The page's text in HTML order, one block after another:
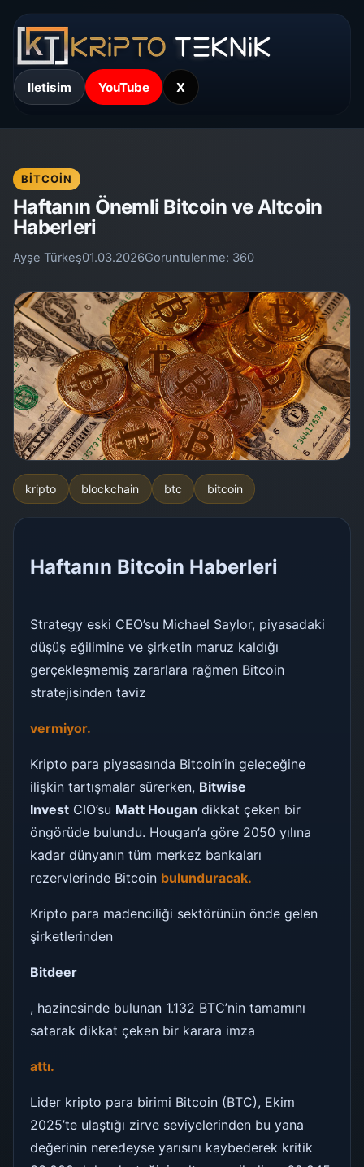
Iletisim YouTube X
BITCOIN
Haftanın Önemli Bitcoin ve Altcoin
Haberleri
Ayşe Türkeş01.03.2026Goruntulenme: 360
kripto blockchain btc bitcoin
Haftanın Bitcoin Haberleri
Strategy eski CEO’su Michael Saylor, piyasadaki
düşüş eğilimine ve şirketin maruz kaldığı
gerçekleşmemiş zararlara rağmen Bitcoin
stratejisinden taviz
vermiyor.
Kripto para piyasasında Bitcoin’in geleceğine
ilişkin tartışmalar sürerken, Bitwise
Invest CIO’su Matt Hougan dikkat çeken bir
öngörüde bulundu. Hougan’a göre 2050 yılına
kadar dünyanın tüm merkez bankaları
rezervlerinde Bitcoin bulunduracak.
Kripto para madenciliği sektörünün önde gelen
şirketlerinden
Bitdeer
, hazinesinde bulunan 1.132 BTC’nin tamamını
satarak dikkat çeken bir karara imza
attı.
Lider kripto para birimi Bitcoin (BTC), Ekim
2025’te ulaştığı zirve seviyelerinden bu yana
değerinin neredeyse yarısını kaybederek kritik